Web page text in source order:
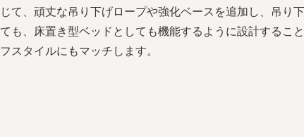
じて、頑丈な吊り下げロープや強化ベースを追加し、吊り
ても、床置き型ベッドとしても機能するように設計するこ
フスタイルにもマッチします。